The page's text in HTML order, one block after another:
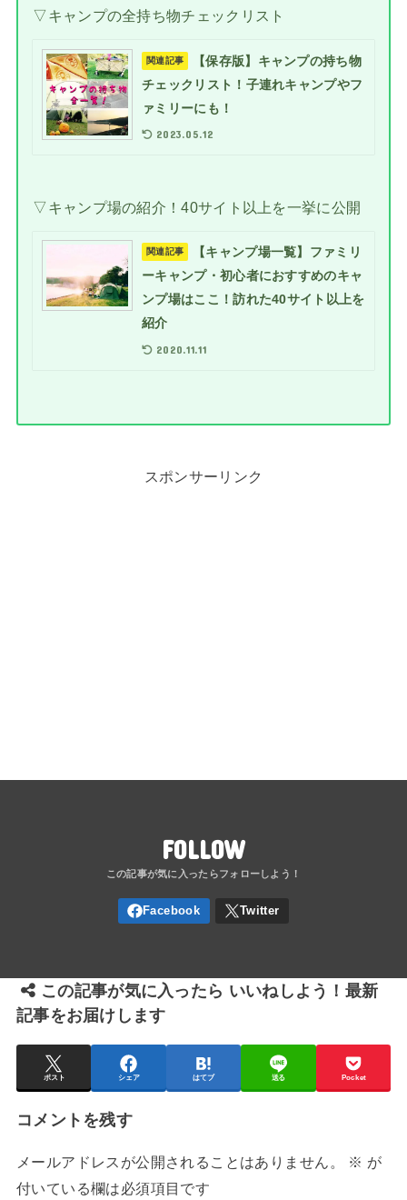
▽キャンプの全持ち物チェックリスト
関連記事
【保存版】キャンプの持ち物
チェックリスト！子連れキャンプやフ
ァミリーにも！
2023.05.12
▽キャンプ場の紹介！40サイト以上を一挙に公開
関連記事
【キャンプ場一覧】ファミリ
ーキャンプ・初心者におすすめのキャ
ンプ場はここ！訪れた40サイト以上を
紹介
2020.11.11
スポンサーリンク
FOLLOW
この記事が気に入ったら いいねしよう！最新
記事をお届けします
ポスト シェア はてブ 送る Pocket
コメントを残す
メールアドレスが公開されることはありません。 ※ が
付いている欄は必須項目です